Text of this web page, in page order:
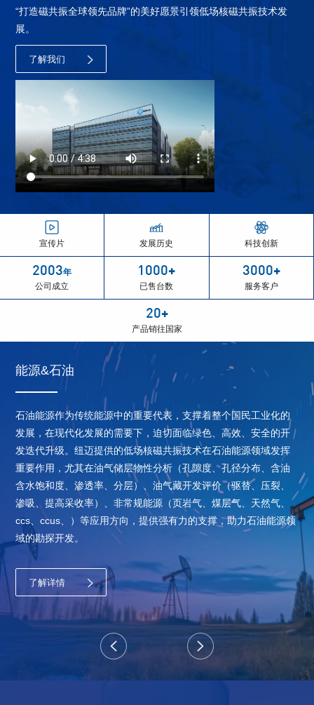
“打造磁共振全球领先品牌”的美好愿景引领低场核磁共振技术发
展。
了解我们
宣传片 发展历史 科技创新
2003年
公司成立
1000+
已售台数
3000+
服务客户
20+
产品销往国家
能源&石油
石油能源作为传统能源中的重要代表，支撑着整个国民工业化的
发展，在现代化发展的需要下，迫切面临绿色、高效、安全的开
发迭代升级。纽迈提供的低场核磁共振技术在石油能源领域发挥
重要作用，尤其在油气储层物性分析（孔隙度、孔径分布、含油
含水饱和度、渗透率、分层）、油气藏开发评价（驱替、压裂、
渗吸、提高采收率）、非常规能源（页岩气、煤层气、天然气、
ccs、ccus、）等应用方向，提供强有力的支撑，助力石油能源领
域的勘探开发。
了解详情